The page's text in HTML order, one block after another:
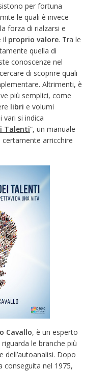
per fortuna
le quali è invece
forza di rialzarsi e
il proprio valore. Tra le
quella di
conoscenze nel
di scoprire quali
Altrimenti, è
più semplici, come
libri e volumi
vari si indica
Talenti“, un manuale
arricchire
Cavallo, è un esperto
le branche più
dell’autoanalisi. Dopo
conseguita nel 1975,